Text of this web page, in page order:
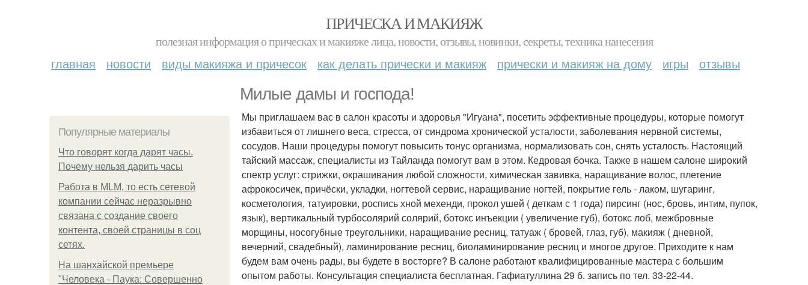
ПРИЧЕСКА И МАКИЯЖ
полезная информация о прическах и макияже лица, новости, отзывы, новинки, секреты, техника нанесения
главная новости виды макияжа и причесок как делать прически и макияж прически и макияж на дому игры отзывы
Милые дамы и господа!
Популярные материалы
Что говорят когда дарят часы.
Почему нельзя дарить часы
Работа в MLM, то есть сетевой
компании сейчас неразрывно
связана с создание своего
контента, своей страницы в соц
сетях.
На шанхайской премьере
"Человека - Паука: Совершенно
Мы приглашаем вас в салон красоты и здоровья "Игуана", посетить эффективные процедуры, которые помогут
избавиться от лишнего веса, стресса, от синдрома хронической усталости, заболевания нервной системы,
сосудов. Наши процедуры помогут повысить тонус организма, нормализовать сон, снять усталость. Настоящий
тайский массаж, специалисты из Тайланда помогут вам в этом. Кедровая бочка. Также в нашем салоне широкий
спектр услуг: стрижки, окрашивания любой сложности, химическая завивка, наращивание волос, плетение
афрокосичек, причёски, укладки, ногтевой сервис, наращивание ногтей, покрытие гель - лаком, шугаринг,
косметология, татуировки, роспись хной мехенди, прокол ушей ( деткам с 1 года) пирсинг (нос, бровь, интим, пупок,
язык), вертикальный турбосолярий солярий, ботокс инъекции ( увеличение губ), ботокс лоб, межбровные
морщины, носогубные треугольники, наращивание ресниц, татуаж ( бровей, глаз, губ), макияж ( дневной,
вечерний, свадебный), ламинирование ресниц, биоламинирование ресниц и многое другое. Приходите к нам
будем вам очень рады, вы будете в восторге? В салоне работают квалифицированные мастера с большим
опытом работы. Консультация специалиста бесплатная. Гафиатуллина 29 б. запись по тел. 33-22-44.